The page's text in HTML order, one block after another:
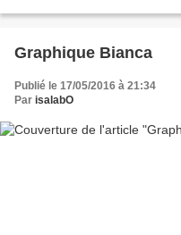
Graphique Bianca
Publié le 17/05/2016 à 21:34
Par isalabO